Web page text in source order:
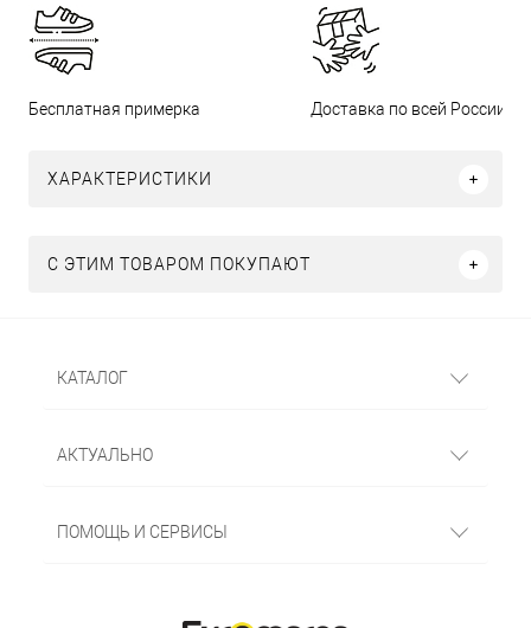
Бесплатная примерка Доставка по всей России
ХАРАКТЕРИСТИКИ
С ЭТИМ ТОВАРОМ ПОКУПАЮТ
КАТАЛОГ
АКТУАЛЬНО
ПОМОЩЬ И СЕРВИСЫ